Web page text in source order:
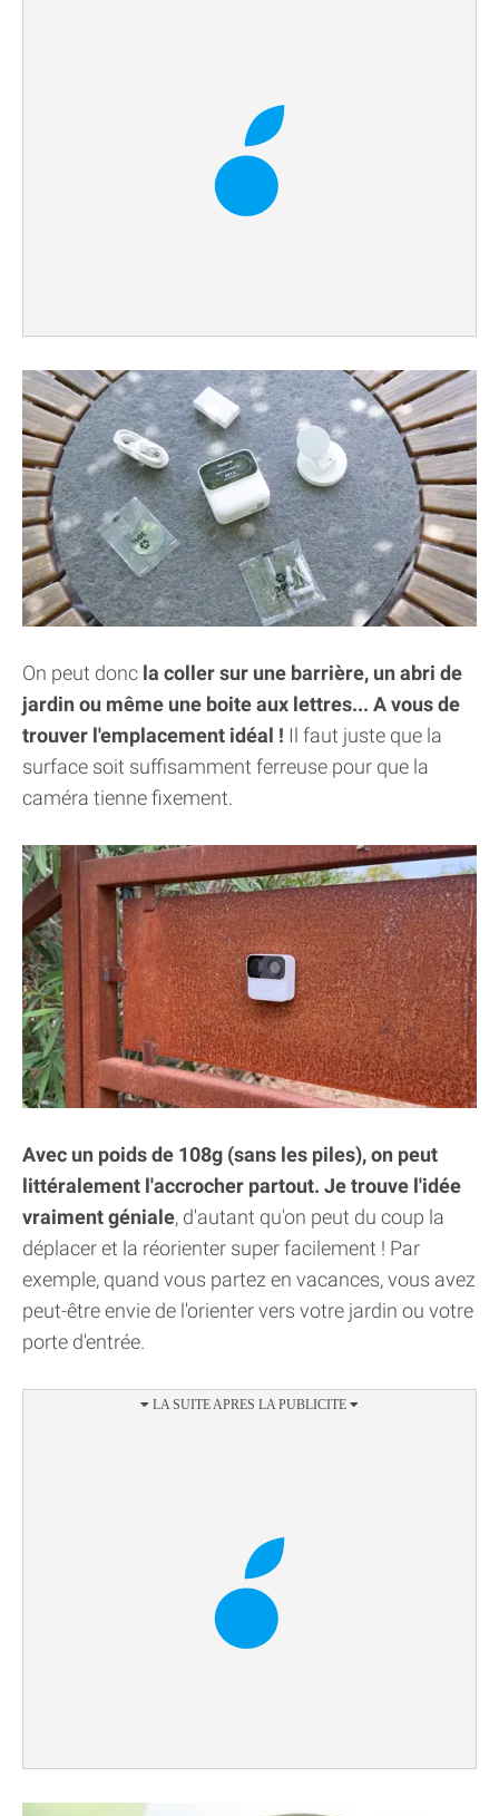
On peut donc la coller sur une barrière, un abri de
jardin ou même une boite aux lettres... A vous de
trouver l'emplacement idéal ! Il faut juste que la
surface soit suffisamment ferreuse pour que la
caméra tienne fixement.
Avec un poids de 108g (sans les piles), on peut
littéralement l'accrocher partout. Je trouve l'idée
vraiment géniale, d'autant qu'on peut du coup la
déplacer et la réorienter super facilement ! Par
exemple, quand vous partez en vacances, vous avez
peut-être envie de l'orienter vers votre jardin ou votre
porte d'entrée.